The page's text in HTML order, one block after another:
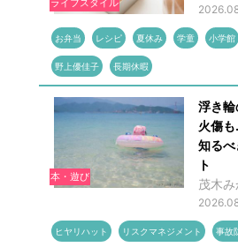
お弁当 レシピ 夏休み 学童 小学館
野上優佳子 長期休暇
本・遊び
浮き
火傷
知る
ト
茂木み
ヒヤリハット リスクマネジメント 事故